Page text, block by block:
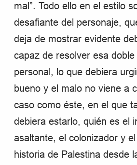
mal”. Todo ello en el estilo
desafiante del personaje,
deja de mostrar evidente
capaz de resolver esa
personal, lo que debiera
bueno y el malo no viene a
caso como éste, en el que
debiera estarlo, quién es el
asaltante, el colonizador y
historia de Palestina desde